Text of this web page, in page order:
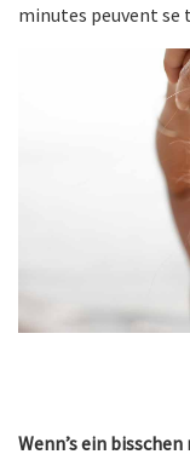
minutes peuvent se
Wenn’s ein